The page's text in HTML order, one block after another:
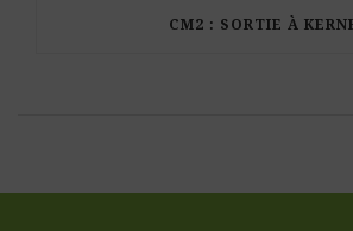
CM2 : SORTIE À